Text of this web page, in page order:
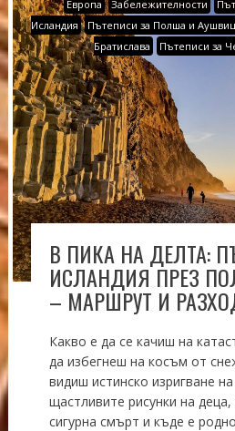
Европа Забележителности
Исландия
Пътеписи за Полша и Аушвиц
Братислава
Пътеписи за
В ПИКА НА ДЕЛТА:
ИСЛАНДИЯ ПРЕЗ
– МАРШРУТ И
Какво е да се качиш на
да избегнеш на косъм от
видиш истинско изригване
щастливите рисунки на
сигурна смърт и къде е